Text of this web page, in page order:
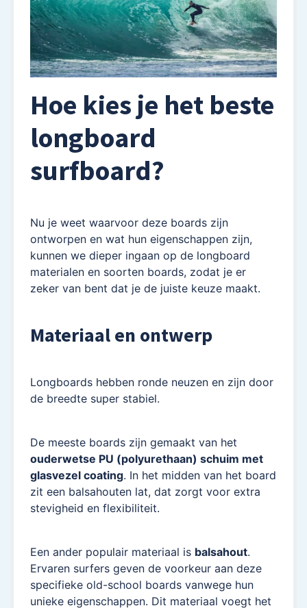
Hoe kies je het beste
longboard
surfboard?
Nu je weet waarvoor deze boards zijn
ontworpen en wat hun eigenschappen zijn,
kunnen we dieper ingaan op de longboard
materialen en soorten boards, zodat je er
zeker van bent dat je de juiste keuze maakt.
Materiaal en ontwerp
Longboards hebben ronde neuzen en zijn door
de breedte super stabiel.
De meeste boards zijn gemaakt van het
ouderwetse PU (polyurethaan) schuim met
glasvezel coating. In het midden van het board
zit een balsahouten lat, dat zorgt voor extra
stevigheid en flexibiliteit.
Een ander populair materiaal is balsahout.
Ervaren surfers geven de voorkeur aan deze
specifieke old-school boards vanwege hun
unieke eigenschappen. Dit materiaal voegt het